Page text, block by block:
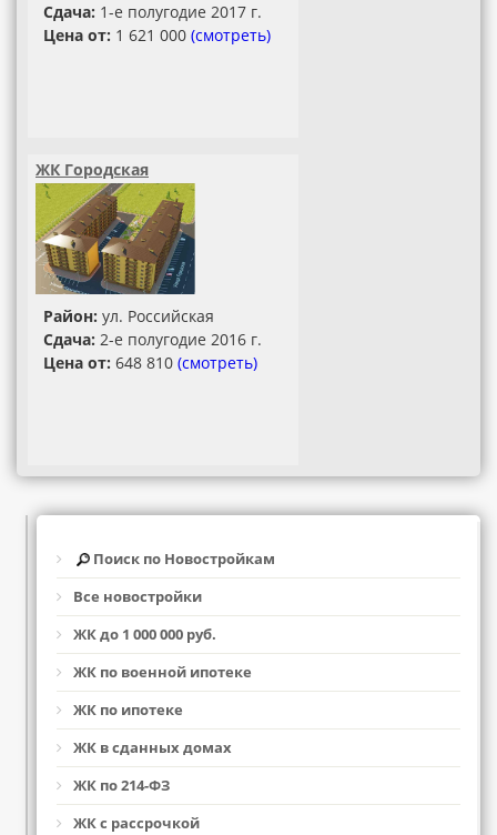
Сдача: 1-е полугодие 2017 г.
Цена от: 1 621 000 (смотреть)
ЖК Городская
Район: ул. Российская
Сдача: 2-е полугодие 2016 г.
Цена от: 648 810 (смотреть)
Поиск по Новостройкам
Все новостройки
ЖК до 1 000 000 руб.
ЖК по военной ипотеке
ЖК по ипотеке
ЖК в сданных домах
ЖК по 214-ФЗ
ЖК с рассрочкой